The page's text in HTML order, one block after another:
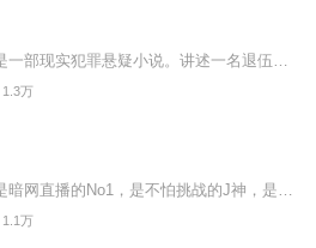
1.3万
1.1万